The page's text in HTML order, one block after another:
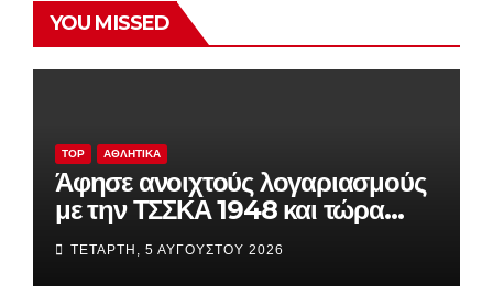
YOU MISSED
TOP ΑΘΛΗΤΙΚΆ
Άφησε ανοιχτούς λογαριασμούς
με την ΤΣΣΚΑ 1948 και τώρα
παίζει τα πάντα στη Βουλγαρία
ΤΕΤΆΡΤΗ, 5 ΑΥΓΟΎΣΤΟΥ 2026